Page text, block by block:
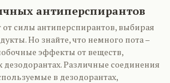
антиперспирантов
силы антиперспирантов, выбирая
Но знайте, что немного пота –
эффекты от веществ,
Различные соединения
в дезодорантах,